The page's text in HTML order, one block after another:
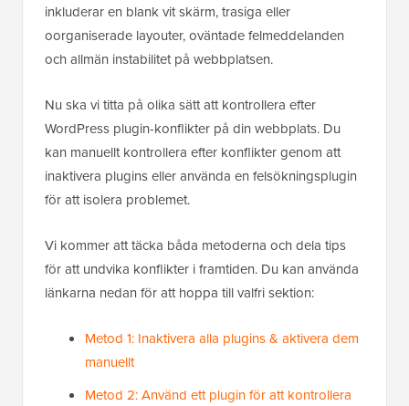
inkluderar en blank vit skärm, trasiga eller
oorganiserade layouter, oväntade felmeddelanden
och allmän instabilitet på webbplatsen.
Nu ska vi titta på olika sätt att kontrollera efter
WordPress plugin-konflikter på din webbplats. Du
kan manuellt kontrollera efter konflikter genom att
inaktivera plugins eller använda en felsökningsplugin
för att isolera problemet.
Vi kommer att täcka båda metoderna och dela tips
för att undvika konflikter i framtiden. Du kan använda
länkarna nedan för att hoppa till valfri sektion:
Metod 1: Inaktivera alla plugins & aktivera dem
manuellt
Metod 2: Använd ett plugin för att kontrollera